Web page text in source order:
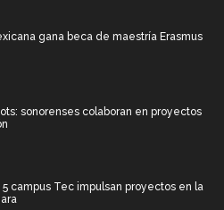
gana beca de maestría Erasmus
sonorenses colaboran en proyectos
campus Tec impulsan proyectos en la